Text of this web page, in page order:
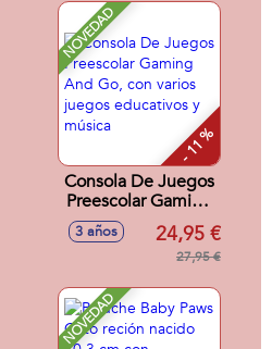
NOVEDAD
- 11 %
Consola De Juegos
Preescolar Gaming
And Go, con varios
juegos educativos
3 años 24,95 €
27,95 €
NOVEDAD